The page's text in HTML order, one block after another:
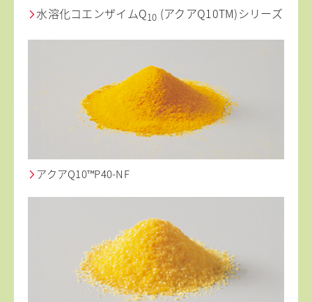
水溶化コエンザイムQ10 (アクアQ10TM)シリーズ
アクアQ10™P40-NF